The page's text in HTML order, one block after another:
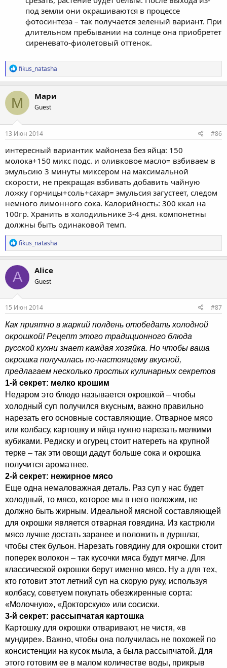
под земли они окрашиваются в процессе
фотосинтеза – так получается зеленый вариант. При
длительном пребывании на солнце она приобретет
сиреневато-фиолетовый оттенок.
Р
е
а
к
ц
и
и
:
fikus_natasha
М Мари
Guest
13 Июн 2014 #86
интересный вариантик майонеза без яйца: 150
молока+150 микс подс. и оливковое масло= взбиваем в
эмульсию 3 минуты миксером на максимальной
скорости, не прекращая взбивать добавить чайную
ложку горчицы+соль+сахар= эмульсия загустеет, следом
немного лимонного сока. Калорийность: 300 ккал на
100гр. Хранить в холодильнике 3-4 дня. компонетны
должны быть одинаковой темп.
Р
е
а
к
ц
и
и
:
fikus_natasha
A Alice
Guest
15 Июн 2014
#87
Как приятно в жаркий полдень отобедать холодной
окрошкой! Рецепт этого традиционного блюда
русской кухни знает каждая хозяйка. Но чтобы ваша
окрошка получилась по-настоящему вкусной,
предлагаем несколько простых кулинарных секретов
1-й секрет: мелко крошим
Недаром это блюдо называется окрошкой – чтобы
холодный суп получился вкусным, важно правильно
нарезать его основные составляющие. Отварное мясо
или колбасу, картошку и яйца нужно нарезать мелкими
кубиками. Редиску и огурец стоит натереть на крупной
терке – так эти овощи дадут больше сока и окрошка
получится ароматнее.
2-й секрет: нежирное мясо
Еще одна немаловажная деталь. Раз суп у нас будет
холодный, то мясо, которое мы в него положим, не
должно быть жирным. Идеальной мясной составляющей
для окрошки является отварная говядина. Из кастрюли
мясо лучше достать заранее и положить в дуршлаг,
чтобы стек бульон. Нарезать говядину для окрошки стоит
поперек волокон – так кусочки мяса будут мягче. Для
классической окрошки берут именно мясо. Ну а для тех,
кто готовит этот летний суп на скорую руку, используя
колбасу, советуем покупать обезжиренные сорта:
«Молочную», «Докторскую» или сосиски.
3-й секрет: рассыпчатая картошка
Картошку для окрошки отваривают, не чистя, «в
мундире». Важно, чтобы она получилась не похожей по
консистенции на кусок мыла, а была рассыпчатой. Для
этого готовим ее в малом количестве воды, прикрыв